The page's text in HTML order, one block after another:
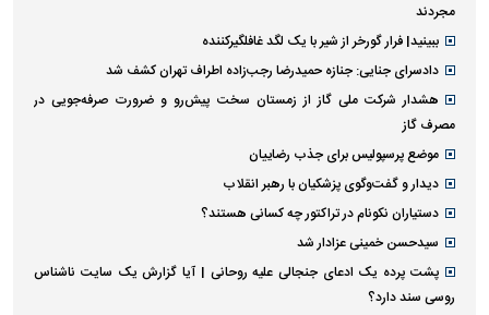
مجردند
ببینید| فرار گورخر از شیر با یک لگد غافلگیرکننده
دادسرای جنایی: جنازه حمیدرضا رجب‌زاده اطراف تهران کشف شد
هشدار شرکت ملی گاز از زمستان سخت پیش‌رو و ضرورت صرفه‌جویی در
مصرف گاز
موضع پرسپولیس برای جذب رضاییان
دیدار و گفت‌وگوی پزشکیان با رهبر انقلاب
دستیاران نکونام در تراکتور چه کسانی هستند؟
سیدحسن خمینی عزادار شد
پشت پرده یک ادعای جنجالی علیه روحانی | آیا گزارش یک سایت ناشناس
روسی سند دارد؟